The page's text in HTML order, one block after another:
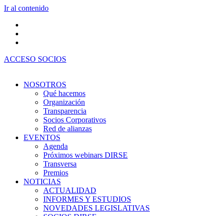
Ir al contenido
ACCESO SOCIOS
NOSOTROS
Qué hacemos
Organización
Transparencia
Socios Corporativos
Red de alianzas
EVENTOS
Agenda
Próximos webinars DIRSE
Transversa
Premios
NOTICIAS
ACTUALIDAD
INFORMES Y ESTUDIOS
NOVEDADES LEGISLATIVAS